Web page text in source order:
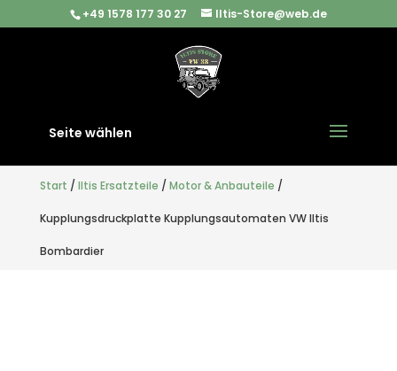
+49 1578 177 30 27 Iltis-Store@web.de
Seite wählen
Start / Iltis Ersatzteile / Motor & Anbauteile /
Kupplungsdruckplatte Kupplungsautomaten VW Iltis
Bombardier